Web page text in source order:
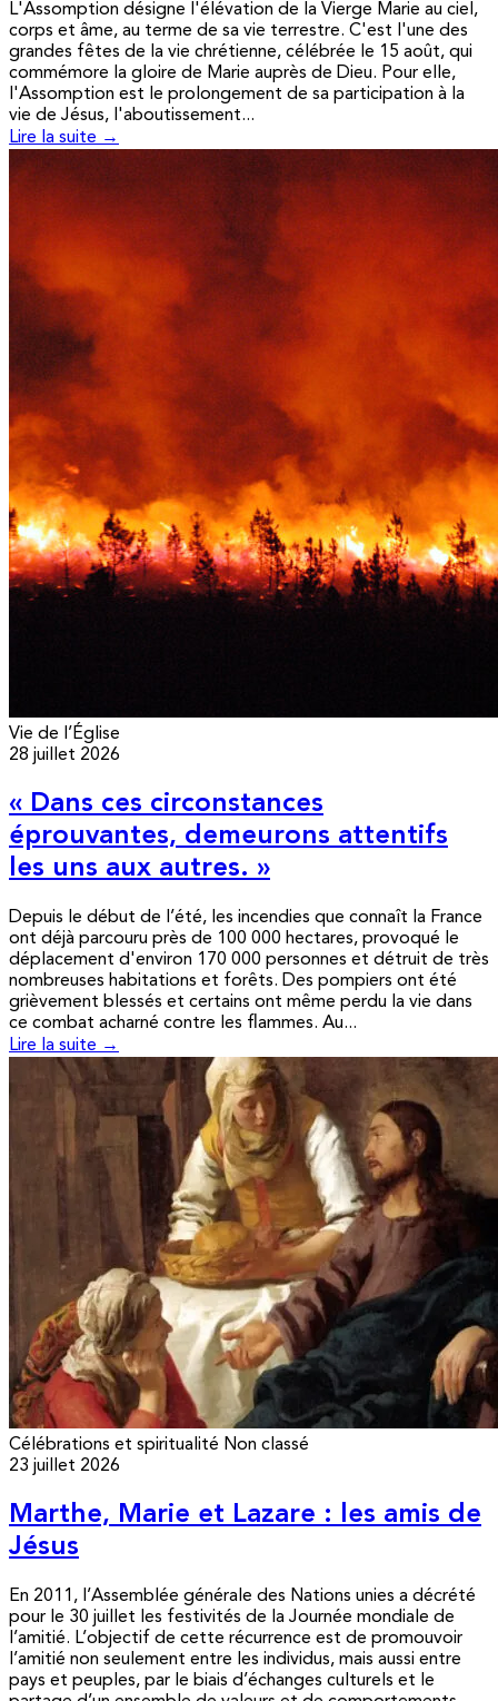
L'Assomption désigne l'élévation de la Vierge Marie au ciel,
corps et âme, au terme de sa vie terrestre. C'est l'une des
grandes fêtes de la vie chrétienne, célébrée le 15 août, qui
commémore la gloire de Marie auprès de Dieu. Pour elle,
l'Assomption est le prolongement de sa participation à la
vie de Jésus, l'aboutissement...
Lire la suite →
Vie de l’Église
28 juillet 2026
« Dans ces circonstances
éprouvantes, demeurons attentifs
les uns aux autres. »
Depuis le début de l’été, les incendies que connaît la France
ont déjà parcouru près de 100 000 hectares, provoqué le
déplacement d'environ 170 000 personnes et détruit de très
nombreuses habitations et forêts. Des pompiers ont été
grièvement blessés et certains ont même perdu la vie dans
ce combat acharné contre les flammes. Au...
Lire la suite →
Célébrations et spiritualité Non classé
23 juillet 2026
Marthe, Marie et Lazare : les amis de
Jésus
En 2011, l’Assemblée générale des Nations unies a décrété
pour le 30 juillet les festivités de la Journée mondiale de
l’amitié. L’objectif de cette récurrence est de promouvoir
l’amitié non seulement entre les individus, mais aussi entre
pays et peuples, par le biais d’échanges culturels et le